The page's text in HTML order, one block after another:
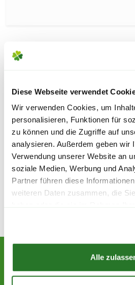
Diese Webseite verwendet
Wir verwenden Cookies, um
personalisieren, Funktionen für
zu können und die Zugriffe auf
analysieren. Außerdem geben wir
Verwendung unserer Website an
soziale Medien, Werbung und
Partner führen diese
weiteren Daten zusammen, die
Alle
Berliner Str. 14, 33330
Telefon: +49524113705
NEWSLETTER